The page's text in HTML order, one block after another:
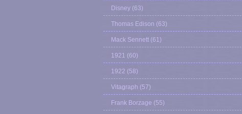
Disney (63)
Thomas Edison (63)
Mack Sennett (61)
1921 (60)
1922 (58)
Vitagraph (57)
Frank Borzage (55)